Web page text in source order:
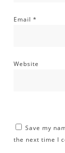
Email *
Website
Save my
the next time I